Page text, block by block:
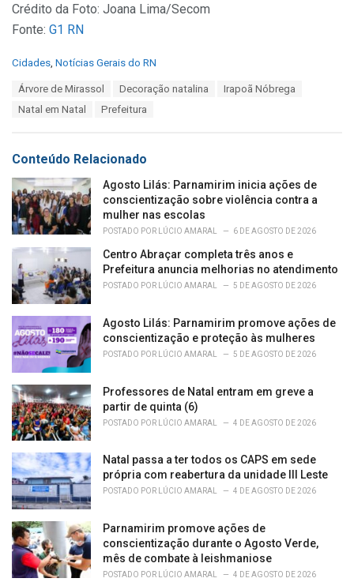
Crédito da Foto: Joana Lima/Secom
Fonte: G1 RN
C
i
e
s
:
Cidades Notícias Gerais do RN
Árvore de Mirassol Decoração natalina
Irapoã Nóbrega
Natal em Natal
Prefeitura
Conteúdo Relacionado
Agosto Lilás: Parnamirim inicia ações de
conscientização sobre violência contra a
mulher nas escolas
POSTADO POR LÚCIO AMARAL 6 DE AGOSTO DE 2026
Centro Abraçar completa três anos e
Prefeitura anuncia melhorias no atendimento
POSTADO POR LÚCIO AMARAL 5 DE AGOSTO DE 2026
Agosto Lilás: Parnamirim promove ações de
conscientização e proteção às mulheres
POSTADO POR LÚCIO AMARAL 5 DE AGOSTO DE 2026
Professores de Natal entram em greve a
partir de quinta (6)
POSTADO POR LÚCIO AMARAL 4 DE AGOSTO DE 2026
Natal passa a ter todos os CAPS em sede
própria com reabertura da unidade III Leste
POSTADO POR LÚCIO AMARAL 4 DE AGOSTO DE 2026
Parnamirim promove ações de
conscientização durante o Agosto Verde,
mês de combate à leishmaniose
POSTADO POR LÚCIO AMARAL 4 DE AGOSTO DE 2026